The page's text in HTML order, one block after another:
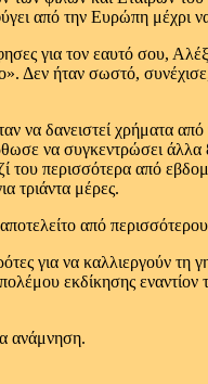
από την Ευρώπη μέχρι να
για τον εαυτό σου,
Δεν ήταν σωστό,
δανειστεί χρήματα από
να συγκεντρώσει άλλα
του περισσότερα από
τριάντα μέρες.
από
για να καλλιεργούν
εκδίκησης εναντίον
ανάμνηση.